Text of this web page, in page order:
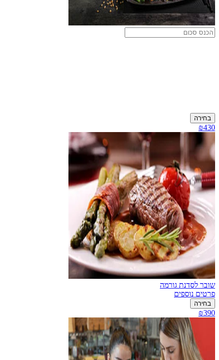
בחירה
₪430
שובר לסדנת גורמה
פרטים נוספים
בחירה
₪390